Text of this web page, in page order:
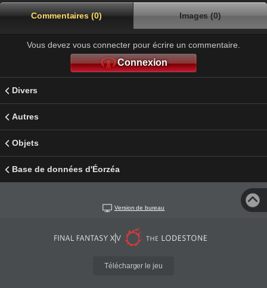
Commentaires (0) Images (0)
Vous devez vous connecter pour écrire un commentaire.
Connexion
Divers
Autres
Objets
Base de données d'Éorzéa
Version de bureau
Télécharger le jeu